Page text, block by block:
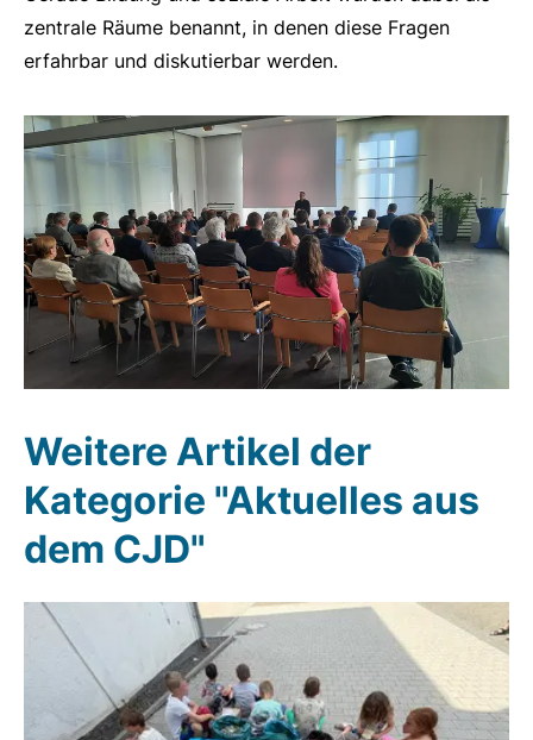
zentrale Räume benannt, in denen diese Fragen
erfahrbar und diskutierbar werden.
Weitere Artikel der
Kategorie "Aktuelles aus
dem CJD"